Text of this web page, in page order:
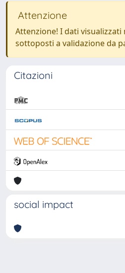
Attenzione
Attenzione! I dati visualizzati
sottoposti a validazione da
Citazioni
social impact